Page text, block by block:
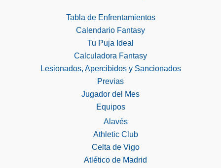
Tabla de Enfrentamientos
Calendario Fantasy
Tu Puja Ideal
Calculadora Fantasy
Lesionados, Apercibidos y Sancionados
Previas
Jugador del Mes
Equipos
Alavés
Athletic Club
Celta de Vigo
Atlético de Madrid